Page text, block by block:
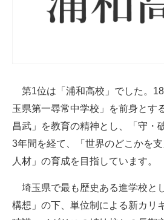
第1位は「浦和高校」でした。
玉県第一尋常中学校」を前身とす
昌武」を教育の精神とし、「守・
3年間を経て、「世界のどこかを
人材」の育成を目指しています。
埼玉県で最も歴史ある進学校と
構想」の下、単位制による新カリ